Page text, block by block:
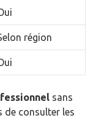
région
sans
de consulter les